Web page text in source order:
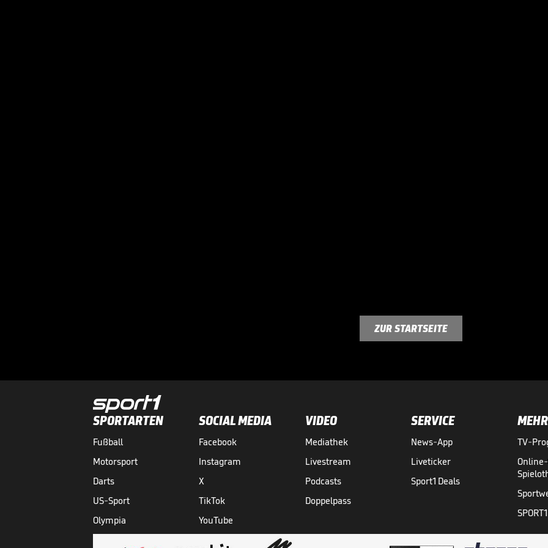
ZUR STARTSEITE
SPORTARTEN
Fußball
Motorsport
Darts
US-Sport
Olympia
SOCIAL MEDIA
Facebook
Instagram
X
TikTok
YouTube
VIDEO
Mediathek
Livestream
Podcasts
Doppelpass
SERVICE
News-App
Liveticker
Sport1 Deals
MEHR
TV-